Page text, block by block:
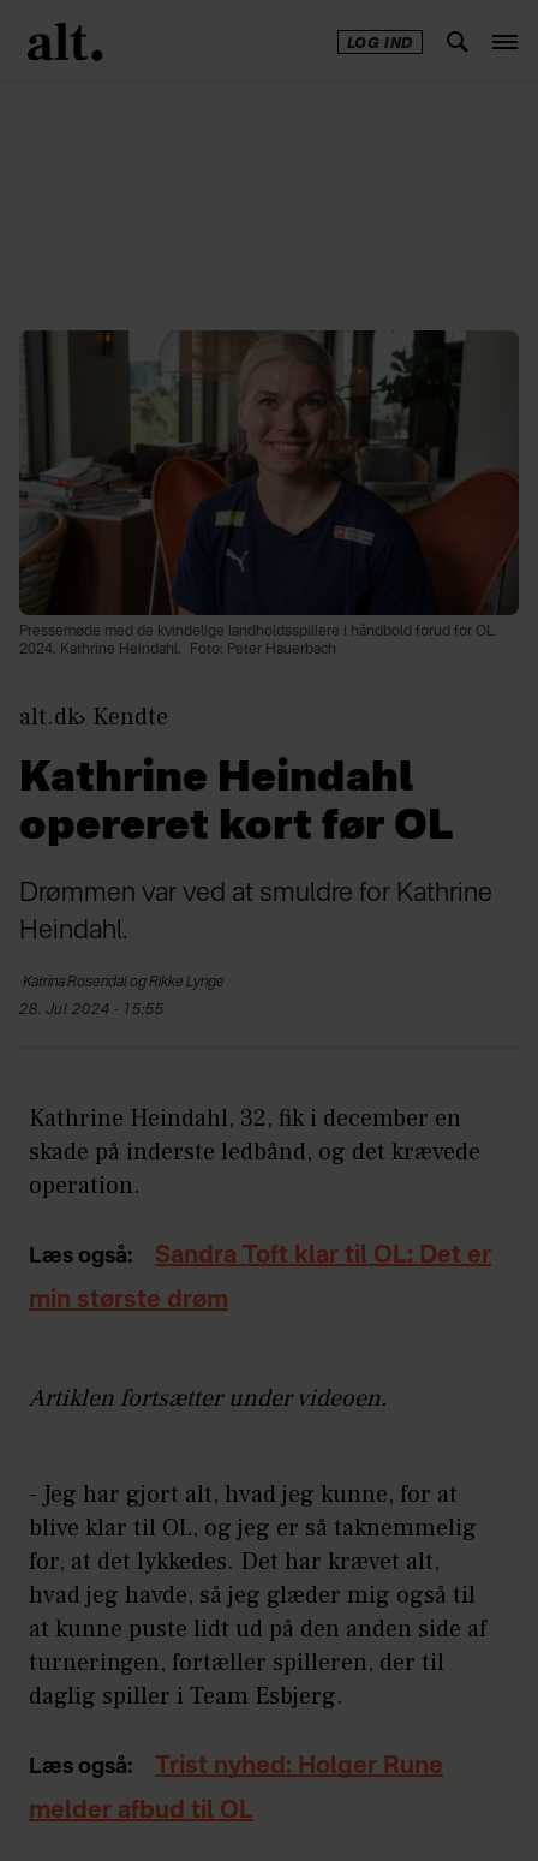
LOG IND
Pressemøde med de kvindelige landholdsspillere i håndbold forud for OL
2024. Kathrine Heindahl.
Foto: Peter Hauerbach
alt.dk Kendte
Kathrine Heindahl
opereret kort før OL
Drømmen var ved at smuldre for Kathrine
Heindahl.
KatrinaRosendal og Rikke Lynge
28. Jul 2024 - 15:55
Kathrine Heindahl, 32, fik i december en
skade på inderste ledbånd, og det krævede
operation.
Læs også:
Sandra Toft klar til OL: Det er
min største drøm
Artiklen fortsætter under videoen.
- Jeg har gjort alt, hvad jeg kunne, for at
blive klar til OL, og jeg er så taknemmelig
for, at det lykkedes. Det har krævet alt,
hvad jeg havde, så jeg glæder mig også til
at kunne puste lidt ud på den anden side af
turneringen, fortæller spilleren, der til
daglig spiller i Team Esbjerg.
Læs også:
Trist nyhed: Holger Rune
melder afbud til OL